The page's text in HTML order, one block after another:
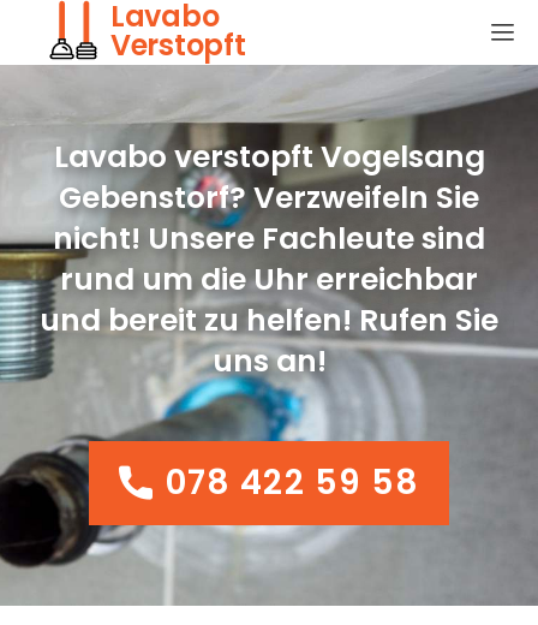
Lavabo
Verstopft
Lavabo verstopft Vogelsang
Gebenstorf? Verzweifeln Sie
nicht! Unsere Fachleute sind
rund um die Uhr erreichbar
und bereit zu helfen! Rufen Sie
uns an!
078 422 59 58
078 422 59 58